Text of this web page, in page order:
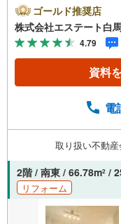
ください。
ムーズです。●
料駐車場付き●
oo！ 不動産キ
約すると
の5大サポー
新築住宅は2
ダー住宅「白
サービス目視
料サービス5.
がお引渡し後
ゴールド推奨店
株式会社エステート白
4.79
資料
電
取り扱い不動
2階 / 南東 / 66.78m2 /
リフォーム